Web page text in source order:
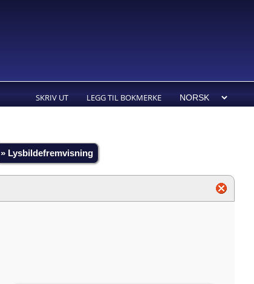
SKRIV UT LEGG TIL BOKMERKE
» Lysbildefremvisning